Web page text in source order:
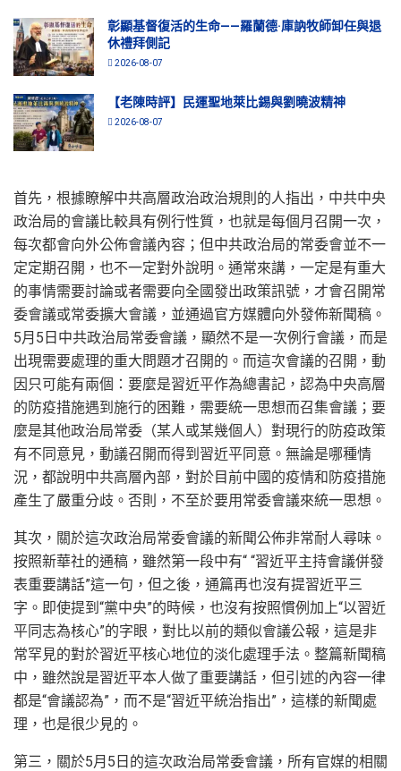
彰顯基督復活的生命——羅蘭德·庫訥牧師卸任與退
休禮拜側記
2026-08-07
【老陳時評】民運聖地萊比錫與劉曉波精神
2026-08-07
首先，根據瞭解中共高層政治政治規則的人指出，中共中央
政治局的會議比較具有例行性質，也就是每個月召開一次，
每次都會向外公佈會議內容；但中共政治局的常委會並不一
定定期召開，也不一定對外說明。通常來講，一定是有重大
的事情需要討論或者需要向全國發出政策訊號，才會召開常
委會議或常委擴大會議，並通過官方媒體向外發佈新聞稿。
5月5日中共政治局常委會議，顯然不是一次例行會議，而是
出現需要處理的重大問題才召開的。而這次會議的召開，動
因只可能有兩個：要麼是習近平作為總書記，認為中央高層
的防疫措施遇到施行的困難，需要統一思想而召集會議；要
麼是其他政治局常委（某人或某幾個人）對現行的防疫政策
有不同意見，動議召開而得到習近平同意。無論是哪種情
況，都說明中共高層內部，對於目前中國的疫情和防疫措施
產生了嚴重分歧。否則，不至於要用常委會議來統一思想。
其次，關於這次政治局常委會議的新聞公佈非常耐人尋味。
按照新華社的通稿，雖然第一段中有“ “習近平主持會議併發
表重要講話”這一句，但之後，通篇再也沒有提習近平三
字。即使提到“黨中央”的時候，也沒有按照慣例加上“以習近
平同志為核心”的字眼，對比以前的類似會議公報，這是非
常罕見的對於習近平核心地位的淡化處理手法。整篇新聞稿
中，雖然說是習近平本人做了重要講話，但引述的內容一律
都是“會議認為”，而不是“習近平統治指出”，這樣的新聞處
理，也是很少見的。
第三，關於5月5日的這次政治局常委會議，所有官媒的相關